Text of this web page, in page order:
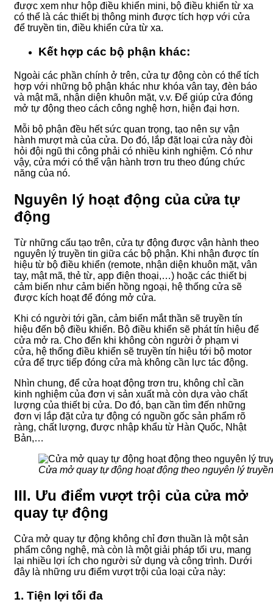
được xem như hộp điều khiển mini, bộ điều khiển từ xa
có thể là các thiết bị thông minh được tích hợp với cửa
để truyền tin, điều khiển cửa từ xa.
Kết hợp các bộ phận khác:
Ngoài các phần chính ở trên, cửa tự động còn có thể tích
hợp với những bộ phận khác như khóa vân tay, đèn báo
và mật mã, nhận diện khuôn mặt, v.v. Để giúp cửa đóng
mở tự động theo cách công nghệ hơn, hiện đại hơn.
Mỗi bộ phận đều hết sức quan trọng, tạo nên sự vận
hành mượt mà của cửa. Do đó, lắp đặt loại cửa này đòi
hỏi đội ngũ thi công phải có nhiều kinh nghiệm. Có như
vậy, cửa mới có thể vận hành trơn tru theo đúng chức
năng của nó.
Nguyên lý hoạt động của cửa tự
động
Từ những cấu tạo trên, cửa tự động được vận hành theo
nguyên lý truyền tin giữa các bộ phận. Khi nhận được tín
hiệu từ bộ điều khiển (remote, nhận diện khuôn mặt, vân
tay, mật mã, thẻ từ, app điện thoại,…) hoặc các thiết bị
cảm biến như cảm biến hồng ngoại, hệ thống cửa sẽ
được kích hoạt để đóng mở cửa.
Khi có người tới gần, cảm biến mắt thần sẽ truyền tín
hiệu đến bộ điều khiển. Bộ điều khiển sẽ phát tín hiệu để
cửa mở ra. Cho đến khi không còn người ở phạm vi
cửa, hệ thống điều khiển sẽ truyền tín hiệu tới bộ motor
cửa để trực tiếp đóng cửa mà không cần lực tác động.
Nhìn chung, để cửa hoạt động trơn tru, không chỉ cần
kinh nghiệm của đơn vị sản xuất mà còn dựa vào chất
lượng của thiết bị cửa. Do đó, bạn cần tìm đến những
đơn vị lắp đặt cửa tự động có nguồn gốc sản phẩm rõ
ràng, chất lượng, được nhập khẩu từ Hàn Quốc, Nhật
Bản,…
Cửa mở quay tự động hoạt động theo nguyên lý
III. Ưu điểm vượt trội của cửa mở
quay tự động
Cửa mở quay tự động không chỉ đơn thuần là một sản
phẩm công nghệ, mà còn là một giải pháp tối ưu, mang
lại nhiều lợi ích cho người sử dụng và công trình. Dưới
đây là những ưu điểm vượt trội của loại cửa này:
1. Tiện lợi tối đa